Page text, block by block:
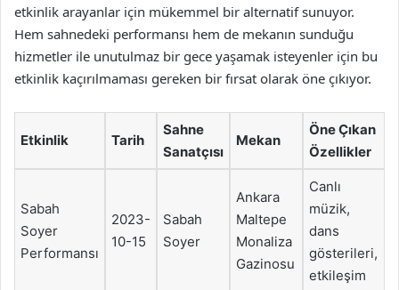
etkinlik arayanlar için mükemmel bir alternatif sunuyor.
Hem sahnedeki performansı hem de mekanın sunduğu
hizmetler ile unutulmaz bir gece yaşamak isteyenler için bu
etkinlik kaçırılmaması gereken bir fırsat olarak öne çıkıyor.
Etkinlik Tarih
Sahne
Sanatçısı
Mekan
Öne Çıkan
Özellikler
Sabah
Soyer
Performansı
2023-
10-15
Sabah
Soyer
Ankara
Maltepe
Monaliza
Gazinosu
Canlı
müzik,
dans
gösterileri,
etkileşim